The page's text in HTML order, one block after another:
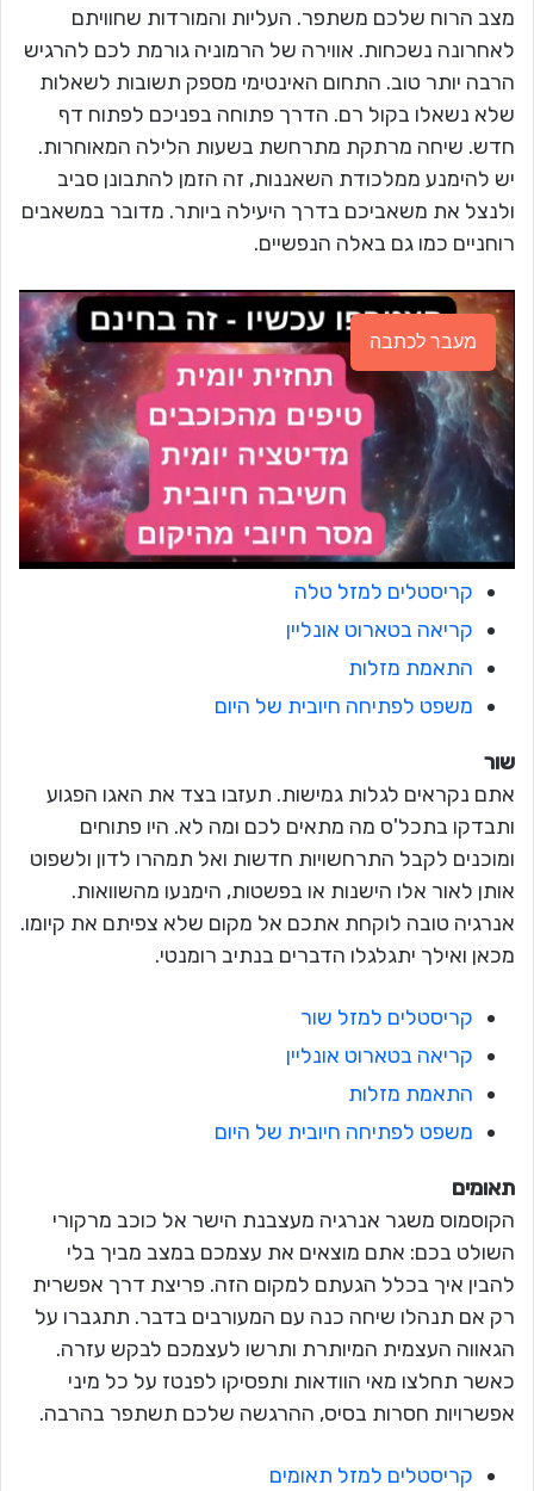
מצב הרוח שלכם משתפר. העליות והמורדות שחוויתם
לאחרונה נשכחות. אווירה של הרמוניה גורמת לכם להרגיש
הרבה יותר טוב. התחום האינטימי מספק תשובות לשאלות
שלא נשאלו בקול רם. הדרך פתוחה בפניכם לפתוח דף
חדש. שיחה מרתקת מתרחשת בשעות הלילה המאוחרות.
יש להימנע ממלכודת השאננות, זה הזמן להתבונן סביב
ולנצל את משאביכם בדרך היעילה ביותר. מדובר במשאבים
רוחניים כמו גם באלה הנפשיים.
מעבר לכתבה
קריסטלים למזל טלה
קריאה בטארוט אונליין
התאמת מזלות
משפט לפתיחה חיובית של היום
שור
אתם נקראים לגלות גמישות. תעזבו בצד את האגו הפגוע
ותבדקו בתכל'ס מה מתאים לכם ומה לא. היו פתוחים
ומוכנים לקבל התרחשויות חדשות ואל תמהרו לדון ולשפוט
אותן לאור אלו הישנות או בפשטות, הימנעו מהשוואות.
אנרגיה טובה לוקחת אתכם אל מקום שלא צפיתם את קיומו.
מכאן ואילך יתגלגלו הדברים בנתיב רומנטי.
קריסטלים למזל שור
קריאה בטארוט אונליין
התאמת מזלות
משפט לפתיחה חיובית של היום
תאומים
הקוסמוס משגר אנרגיה מעצבנת הישר אל כוכב מרקורי
השולט בכם: אתם מוצאים את עצמכם במצב מביך בלי
להבין איך בכלל הגעתם למקום הזה. פריצת דרך אפשרית
רק אם תנהלו שיחה כנה עם המעורבים בדבר. תתגברו על
הגאווה העצמית המיותרת ותרשו לעצמכם לבקש עזרה.
כאשר תחלצו מאי הוודאות ותפסיקו לפנטז על כל מיני
אפשרויות חסרות בסיס, ההרגשה שלכם תשתפר בהרבה.
קריסטלים למזל תאומים